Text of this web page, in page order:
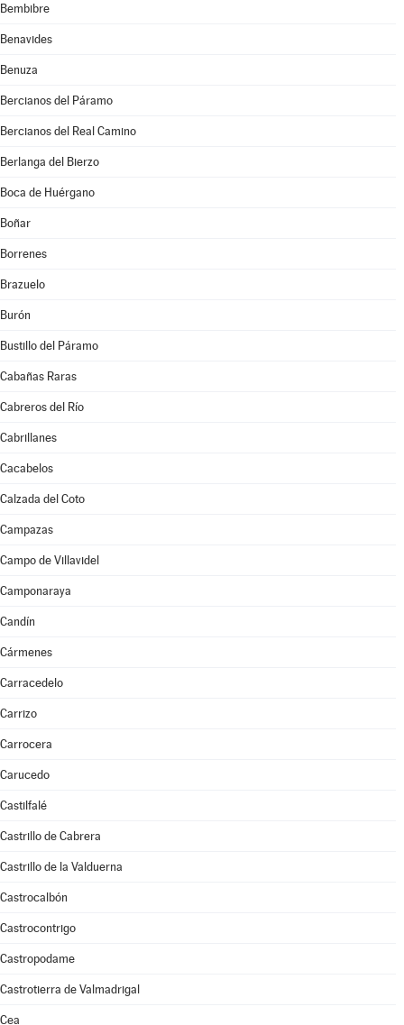
Bembibre
Benavides
Benuza
Bercianos del Páramo
Bercianos del Real Camino
Berlanga del Bierzo
Boca de Huérgano
Boñar
Borrenes
Brazuelo
Burón
Bustillo del Páramo
Cabañas Raras
Cabreros del Río
Cabrillanes
Cacabelos
Calzada del Coto
Campazas
Campo de Villavidel
Camponaraya
Candín
Cármenes
Carracedelo
Carrizo
Carrocera
Carucedo
Castilfalé
Castrillo de Cabrera
Castrillo de la Valduerna
Castrocalbón
Castrocontrigo
Castropodame
Castrotierra de Valmadrigal
Cea